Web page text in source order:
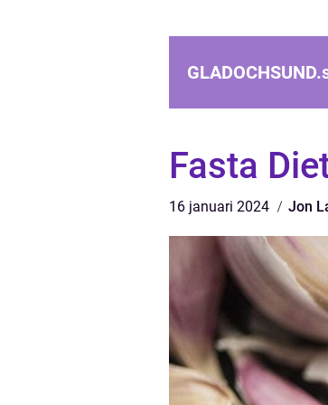
GLADOCHSUND.
Fasta
16 januari 2024 Jon